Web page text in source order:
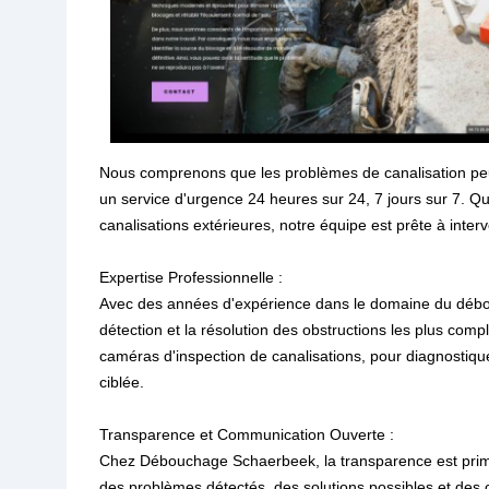
Nous comprenons que les problèmes de canalisation
un service d'urgence 24 heures sur 24, 7 jours sur 7.
canalisations extérieures, notre équipe est prête à
Expertise Professionnelle :
Avec des années d'expérience dans le domaine du
détection et la résolution des obstructions les plus
caméras d'inspection de canalisations, pour
ciblée.
Transparence et Communication Ouverte :
Chez Débouchage Schaerbeek, la transparence est